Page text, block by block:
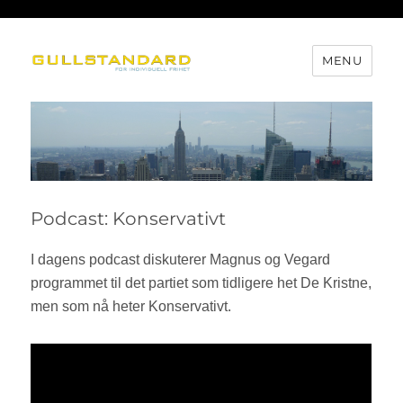
Gullstandard
MENU
Podcast: Konservativt
I dagens podcast diskuterer Magnus og Vegard
programmet til det partiet som tidligere het De Kristne,
men som nå heter Konservativt.